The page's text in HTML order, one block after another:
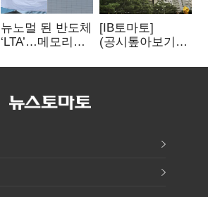
뉴노멀 된 반도체
‘LTA’…메모리
54조 선불 계약
[IB토마토]
(공시톺아보기)
해제, 무조건